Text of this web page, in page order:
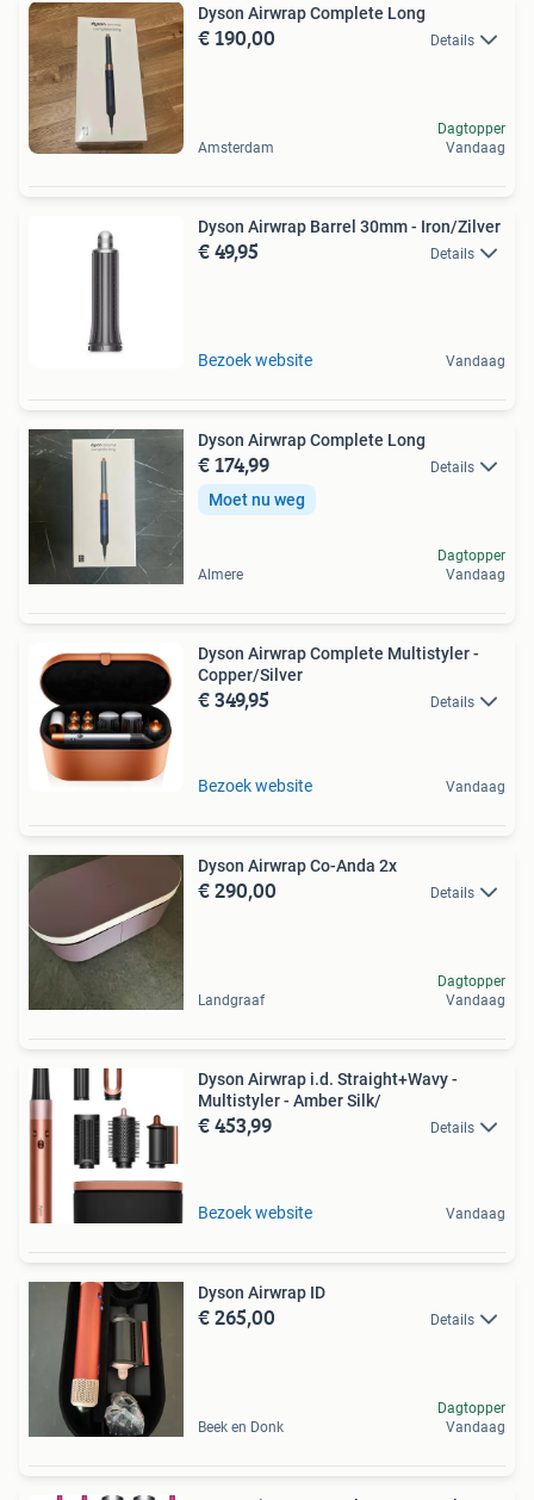
Dyson Airwrap Complete Long
€ 190,00 Details
Amsterdam
Dagtopper
Vandaag
Dyson Airwrap Barrel 30mm - Iron/Zilver
€ 49,95 Details
Bezoek website Vandaag
Dyson Airwrap Complete Long
€ 174,99 Details
Moet nu weg
Almere
Dagtopper
Vandaag
Dyson Airwrap Complete Multistyler -
Copper/Silver
€ 349,95 Details
Bezoek website Vandaag
Dyson Airwrap Co-Anda 2x
€ 290,00 Details
Landgraaf
Dagtopper
Vandaag
Dyson Airwrap i.d. Straight+Wavy -
Multistyler - Amber Silk/
€ 453,99 Details
Bezoek website Vandaag
Dyson Airwrap ID
€ 265,00 Details
Beek en Donk
Dagtopper
Vandaag